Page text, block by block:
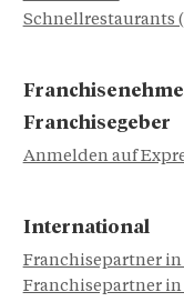
Schnellrestaurants
Franchisegeber
Anmelden auf
International
Franchisepartner in
Franchisepartner